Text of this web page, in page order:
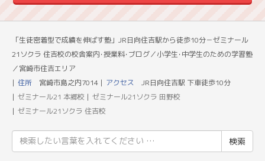
「生徒密着型で成績を伸ばす塾」JR日向住吉駅から徒歩10分－ゼミナール
21ソクラ 住吉校の校舎案内･授業料･ブログ／小学生･中学生のための学習塾
／宮崎市住吉エリア
住所 宮崎市島之内7014 アクセス JR日向住吉駅 下車徒歩10分
ゼミナール21 本郷校
ゼミナール21ソクラ 田野校
ゼミナール21ソクラ 住吉校
索